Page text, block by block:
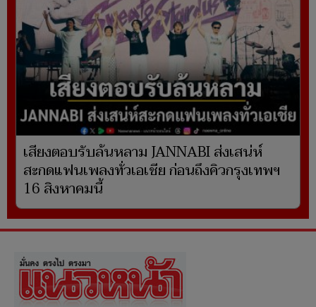
เสียงตอบรับล้นหลาม JANNABI ส่งเสน่ห์
สะกดแฟนเพลงทั่วเอเชีย ก่อนถึงคิวกรุงเทพฯ
16 สิงหาคมนี้